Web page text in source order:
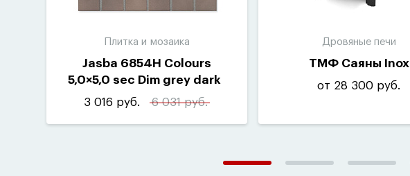
Плитка и мозаика
Jasba 6854H Colours
5,0×5,0 sec Dim grey dark
«H» 10шт-1м²)
3 016 руб. 6 031 руб.
Дровяные печи
ТМФ Саяны Inox
от 28 300 руб.